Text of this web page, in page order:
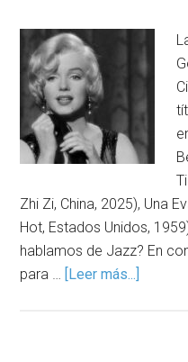
Zhi Zi, China, 2025), Una
Hot, Estados Unidos,
hablamos de Jazz? En
para … [Leer más...]